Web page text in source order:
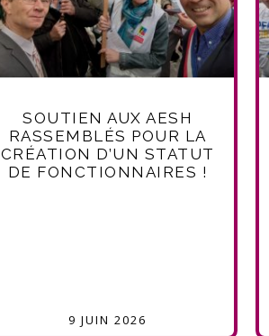
SOUTIEN AUX AESH
RASSEMBLÉS POUR LA
CRÉATION D’UN STATUT
DE FONCTIONNAIRES !
9 JUIN 2026